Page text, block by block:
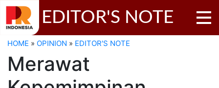
EDITOR'S NOTE
HOME » OPINION » EDITOR'S NOTE
Merawat